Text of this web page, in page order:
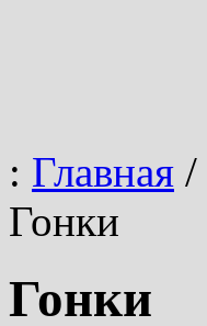
: Главная /
Гонки
Гонки